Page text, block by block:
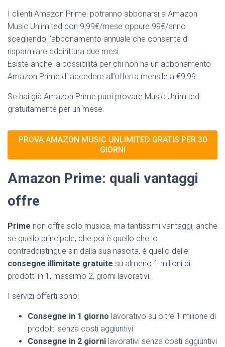
I clienti Amazon Prime, potranno abbonarsi a Amazon
Music Unlimited con 9,99€/mese oppure 99€/anno
scegliendo l’abbonamento annuale che consente di
risparmiare addirittura due mesi.
Esiste anche la possibilità per chi non ha un abbonamento
Amazon Prime di accedere all’offerta mensile a €9,99.
Se hai già Amazon Prime puoi provare Music Unlimited
gratuitamente per un mese.
PROVA AMAZON MUSIC UNLIMITED GRATIS PER 30
GIORNI
Amazon Prime: quali vantaggi
offre
Prime non offre solo musica, ma tantissimi vantaggi, anche
se quello principale, che poi è quello che lo
contraddistingue sin dalla sua nascita, è quello delle
consegne illimitate gratuite su almeno 1 milioni di
prodotti in 1, massimo 2, giorni lavorativi.
I servizi offerti sono:
Consegne in 1 giorno lavorativo su oltre 1 milione di
prodotti senza costi aggiuntivi
Consegne in 2 giorni lavorativi senza costi aggiuntivi